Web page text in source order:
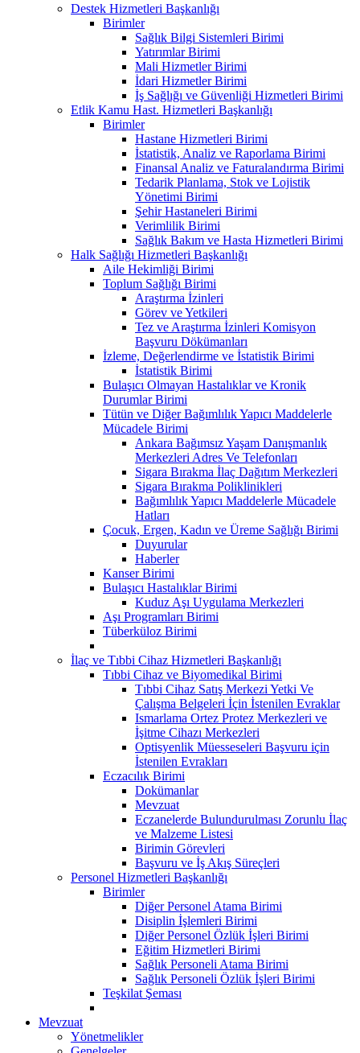
Destek Hizmetleri Başkanlığı
Birimler
Sağlık Bilgi Sistemleri Birimi
Yatırımlar Birimi
Mali Hizmetler Birimi
İdari Hizmetler Birimi
İş Sağlığı ve Güvenliği Hizmetleri Birimi
Etlik Kamu Hast. Hizmetleri Başkanlığı
Birimler
Hastane Hizmetleri Birimi
İstatistik, Analiz ve Raporlama Birimi
Finansal Analiz ve Faturalandırma Birimi
Tedarik Planlama, Stok ve Lojistik
Yönetimi Birimi
Şehir Hastaneleri Birimi
Verimlilik Birimi
Sağlık Bakım ve Hasta Hizmetleri Birimi
Halk Sağlığı Hizmetleri Başkanlığı
Aile Hekimliği Birimi
Toplum Sağlığı Birimi
Araştırma İzinleri
Görev ve Yetkileri
Tez ve Araştırma İzinleri Komisyon
Başvuru Dökümanları
İzleme, Değerlendirme ve İstatistik Birimi
İstatistik Birimi
Bulaşıcı Olmayan Hastalıklar ve Kronik
Durumlar Birimi
Tütün ve Diğer Bağımlılık Yapıcı Maddelerle
Mücadele Birimi
Ankara Bağımsız Yaşam Danışmanlık
Merkezleri Adres Ve Telefonları
Sigara Bırakma İlaç Dağıtım Merkezleri
Sigara Bırakma Poliklinikleri
Bağımlılık Yapıcı Maddelerle Mücadele
Hatları
Çocuk, Ergen, Kadın ve Üreme Sağlığı Birimi
Duyurular
Haberler
Kanser Birimi
Bulaşıcı Hastalıklar Birimi
Kuduz Aşı Uygulama Merkezleri
Aşı Programları Birimi
Tüberküloz Birimi
İlaç ve Tıbbi Cihaz Hizmetleri Başkanlığı
Tıbbi Cihaz ve Biyomedikal Birimi
Tıbbi Cihaz Satış Merkezi Yetki Ve
Çalışma Belgeleri İçin İstenilen Evraklar
Ismarlama Ortez Protez Merkezleri ve
İşitme Cihazı Merkezleri
Optisyenlik Müesseseleri Başvuru için
İstenilen Evrakları
Eczacılık Birimi
Dokümanlar
Mevzuat
Eczanelerde Bulundurulması Zorunlu İlaç
ve Malzeme Listesi
Birimin Görevleri
Başvuru ve İş Akış Süreçleri
Personel Hizmetleri Başkanlığı
Birimler
Diğer Personel Atama Birimi
Disiplin İşlemleri Birimi
Diğer Personel Özlük İşleri Birimi
Eğitim Hizmetleri Birimi
Sağlık Personeli Atama Birimi
Sağlık Personeli Özlük İşleri Birimi
Teşkilat Şeması
Mevzuat
Yönetmelikler